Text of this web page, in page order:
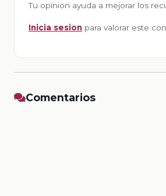
Tu opinion ayuda a mejorar los
Inicia sesion para valorar este
Comentarios